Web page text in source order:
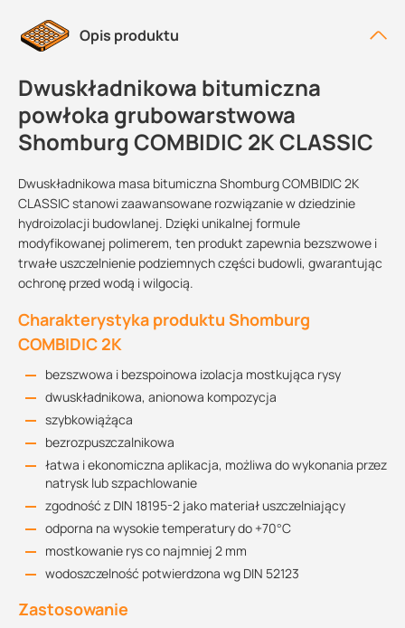
Opis produktu
Dwuskładnikowa bitumiczna
powłoka grubowarstwowa
Shomburg COMBIDIC 2K CLASSIC
Dwuskładnikowa masa bitumiczna Shomburg COMBIDIC 2K
CLASSIC stanowi zaawansowane rozwiązanie w dziedzinie
hydroizolacji budowlanej. Dzięki unikalnej formule
modyfikowanej polimerem, ten produkt zapewnia bezszwowe i
trwałe uszczelnienie podziemnych części budowli, gwarantując
ochronę przed wodą i wilgocią.
Charakterystyka produktu Shomburg
COMBIDIC 2K
bezszwowa i bezspoinowa izolacja mostkująca rysy
dwuskładnikowa, anionowa kompozycja
szybkowiążąca
bezrozpuszczalnikowa
łatwa i ekonomiczna aplikacja, możliwa do wykonania przez
natrysk lub szpachlowanie
zgodność z DIN 18195-2 jako materiał uszczelniający
odporna na wysokie temperatury do +70°C
mostkowanie rys co najmniej 2 mm
wodoszczelność potwierdzona wg DIN 52123
Zastosowanie